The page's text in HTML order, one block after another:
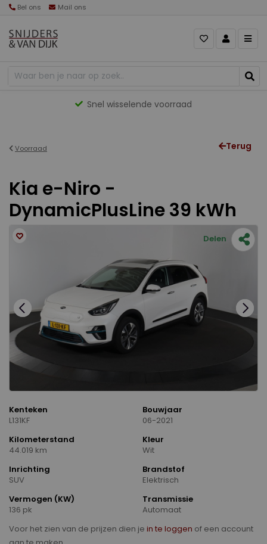
Bel ons Mail ons
Snel wisselende voorraad
Voorraad Terug
Kia e-Niro -
DynamicPlusLine 39 kWh
Delen
Kenteken
L131KF
Bouwjaar
06-2021
Kilometerstand
44.019 km
Kleur
Wit
Inrichting
SUV
Brandstof
Elektrisch
Vermogen (KW)
136 pk
Transmissie
Automaat
Voor het zien van de prijzen dien je in te loggen of een account